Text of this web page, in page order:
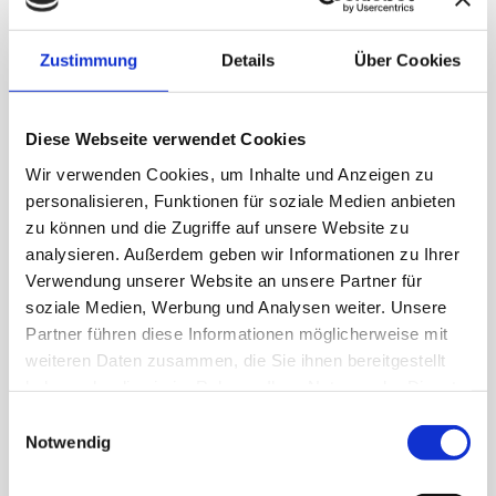
Zustimmung Details Über Cookies
Diese Webseite verwendet Cookies
Wir verwenden Cookies, um Inhalte und Anzeigen zu
personalisieren, Funktionen für soziale Medien anbieten
zu können und die Zugriffe auf unsere Website zu
analysieren. Außerdem geben wir Informationen zu Ihrer
Verwendung unserer Website an unsere Partner für
soziale Medien, Werbung und Analysen weiter. Unsere
Partner führen diese Informationen möglicherweise mit
weiteren Daten zusammen, die Sie ihnen bereitgestellt
Notwendig
+49 711 78892 0
ZUM PROFIL
MICHAEL LACHER
Wirtschaftsprüfer /
Steuerberater
+49 711 78892 0
E-Mail schreiben